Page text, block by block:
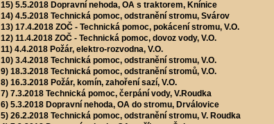
15) 5.5.2018 Dopravní nehoda, OA s traktorem, Knínice
14) 4.5.2018 Technická pomoc, odstranění stromu, Svárov
13) 17.4.2018 ZOČ - Technická pomoc, pokácení stromu, V.O.
12) 11.4.2018 ZOČ - Technická pomoc, dovoz vody, V.O.
11) 4.4.2018 Požár, elektro-rozvodna, V.O.
10) 3.4.2018 Technická pomoc, odstranění stromu, V.O.
9) 18.3.2018 Technická pomoc, odstranění stromů, V.O.
8) 16.3.2018 Požár, komín, zahoření sazí, V.O.
7) 7.3.2018 Technická pomoc, čerpání vody, V.Roudka
6) 5.3.2018 Dopravní nehoda, OA do stromu, Drválovice
5) 26.2.2018 Technická pomoc, odstranění stromu, V. Roudka